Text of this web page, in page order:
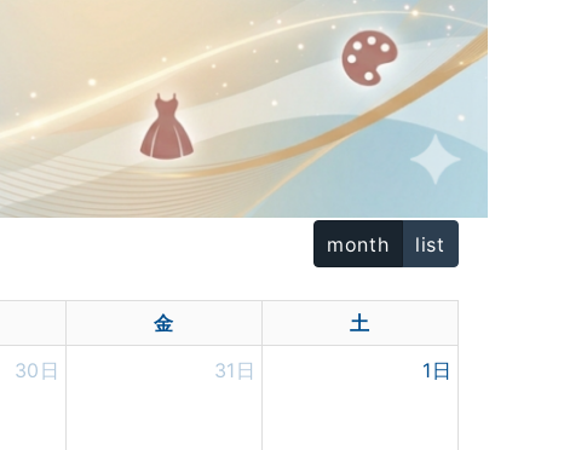
month list
金
土
30日 31日 1日